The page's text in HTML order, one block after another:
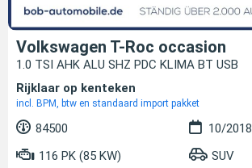
Volkswagen T-Roc occasion
1.0 TSI AHK ALU SHZ PDC KLIMA BT USB
Rijklaar op kenteken
incl. BPM, btw en standaard import pakket
84500
10/2018
116 PK (85 KW)
SUV